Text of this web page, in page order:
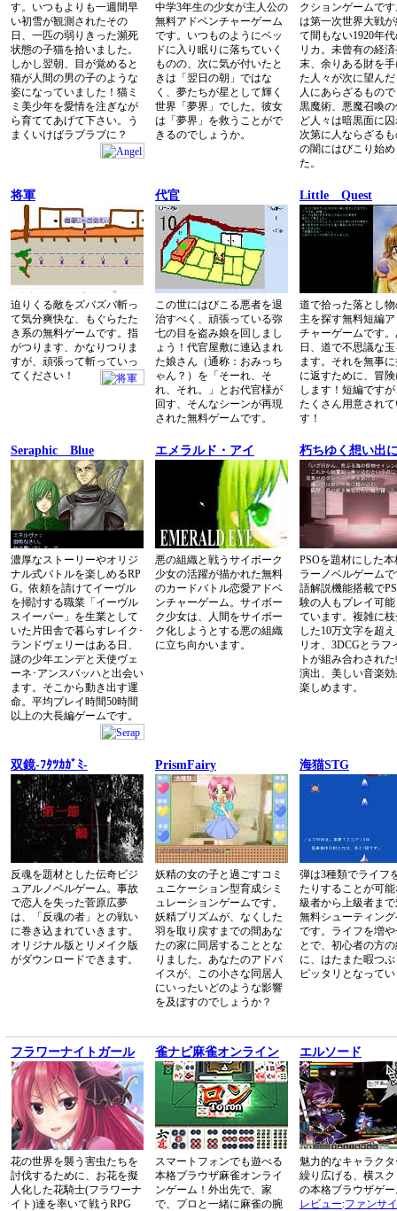
す。いつもよりも一週間早
い初雪が観測されたその
日、一匹の弱りきった瀕死
状態の子猫を拾いました。
しかし翌朝、目が覚めると
猫が人間の男の子のような
姿になっていました！猫ミ
ミ美少年を愛情を注ぎなが
ら育ててあげて下さい。う
まくいけばラブラブに？
中学3年生の少女が主人公の
無料アドベンチャーゲーム
です。いつものようにベッ
ドに入り眠りに落ちていく
ものの、次に気が付いたと
きは「翌日の朝」ではな
く、夢たちが星として輝く
世界「夢界」でした。彼女
は「夢界」を救うことがで
きるのでしょうか。
クションゲームで
は第一次世界大戦
て間もない1920年
リカ。未曾有の経
末、余りある財を
た人々が次に望ん
人にあらざるもの
黒魔術、悪魔召喚
ど人々は暗黒面に
次第に人ならざる
の闇にはびこり始
た。
将軍
迫りくる敵をズバズバ斬っ
て気分爽快な、もぐらたた
き系の無料ゲームです。指
がつります、かなりつりま
すが、頑張って斬っていっ
てください！
代官
この世にはびこる悪者を退
治すべく、頑張っている弥
七の目を盗み娘を回しまし
ょう！代官屋敷に連込まれ
た娘さん（通称：おみっち
ゃん？）を「そーれ、そ
れ、それ。」とお代官様が
回す、そんなシーンが再現
された無料ゲームです。
Little Quest
道で拾った落とし
主を探す無料短編
チャーゲームです
日、道で不思議な
ます。それを無事
に返すために、冒
します！短編です
たくさん用意され
す！
Seraphic Blue
濃厚なストーリーやオリジ
ナル式バトルを楽しめるRP
G。依頼を請けてイーヴル
を掃討する職業「イーヴル
スイーパー」を生業として
いた片田舎で暮らすレイク･
ランドヴェリーはある日、
謎の少年エンデと天使ヴェ
ーネ･アンスバッハと出会い
ます。そこから動き出す運
命。平均プレイ時間50時間
以上の大長編ゲームです。
エメラルド・アイ
悪の組織と戦うサイボーク
少女の活躍が描かれた無料
のカードバトル恋愛アドベ
ンチャーゲーム。サイボー
ク少女は、人間をサイボー
ク化しようとする悪の組織
に立ち向かいます。
朽ちゆく想い出
PSOを題材にした本
ラーノベルゲーム
語解説機能搭載で
験の人もプレイ可
ています。複雑に
した10万文字を超
リオ、3DCGとラフ
トが組み合わされ
演出、美しい音楽
楽しめます。
双鏡-ﾌﾀﾂｶｶﾞﾐ-
反魂を題材とした伝奇ビジ
ュアルノベルゲーム。事故
で恋人を失った菅原広夢
は、「反魂の者」との戦い
に巻き込まれていきます。
オリジナル版とリメイク版
がダウンロードできます。
PrismFairy
妖精の女の子と過ごすコミ
ュニケーション型育成シミ
ュレーションゲームです。
妖精プリズムが、なくした
羽を取り戻すまでの間あな
たの家に同居することとな
りました。あなたのアドバ
イスが、この小さな同居人
にいったいどのような影響
を及ぼすのでしょうか？
海猫STG
弾は3種類でライフ
たりすることが可
級者から上級者ま
無料シューティン
です。ライフを増
とで、初心者の方
に、はたまた暇つ
ピッタリとなって
フラワーナイトガール
花の世界を襲う害虫たちを
討伐するために、お花を擬
人化した花騎士(フラワーナ
イト)達を率いて戦うRPG
雀ナビ麻雀オンライン
スマートフォンでも遊べる
本格ブラウザ麻雀オンライ
ンゲーム！外出先で、家
で、プロと一緒に麻雀の腕
エルソード
魅力的なキャラク
繰り広げる、横ス
の本格ブラウザゲ
レビュー:ファンサ